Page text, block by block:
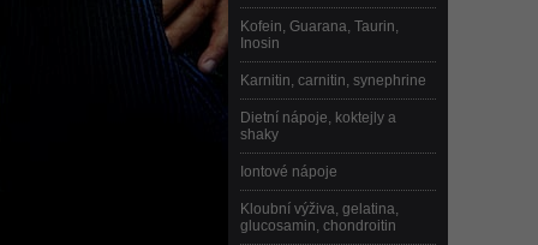
Kofein, Guarana, Taurin,
Inosin
Karnitin, carnitin, synephrine
Dietní nápoje, koktejly a
shaky
Iontové nápoje
Kloubní výživa, gelatina,
glucosamin, chondroitin